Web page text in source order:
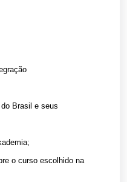
Brasil e seus
o curso escolhido na